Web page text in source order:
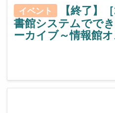
イベント
【終了】
書館システムでで
ーカイブ～情報館